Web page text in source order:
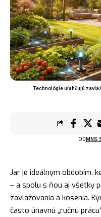
Technológie uľahčujú
OD
Jar je ideálnym obdobím,
– a spolu s ňou aj všetky
zavlažovania a kosenia.
často únavnú „ručnú